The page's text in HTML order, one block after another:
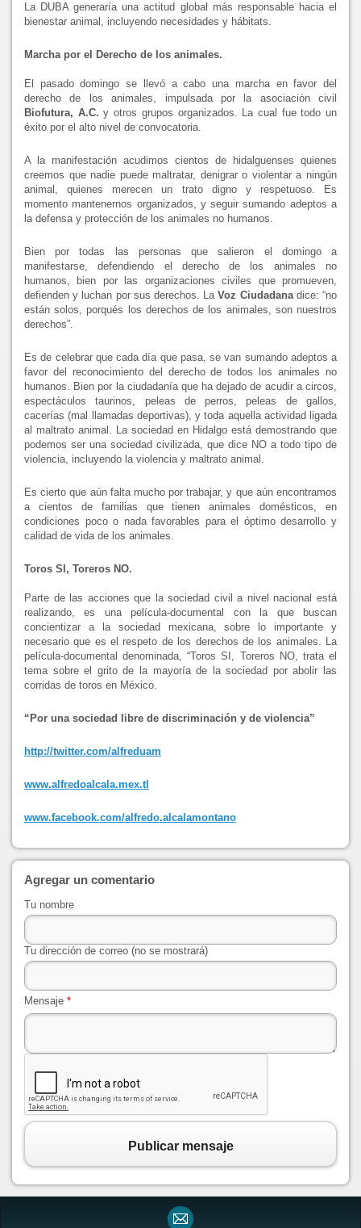
La DUBA generaría una actitud global más responsable hacia el
bienestar animal, incluyendo necesidades y hábitats.
Marcha por el Derecho de los animales.
El pasado domingo se llevó a cabo una marcha en favor del
derecho de los animales, impulsada por la asociación civil
Biofutura, A.C. y otros grupos organizados. La cual fue todo un
éxito por el alto nivel de convocatoria.
A la manifestación acudimos cientos de hidalguenses quienes
creemos que nadie puede maltratar, denigrar o violentar a ningún
animal, quienes merecen un trato digno y respetuoso. Es
momento mantenernos organizados, y seguir sumando adeptos a
la defensa y protección de los animales no humanos.
Bien por todas las personas que salieron el domingo a
manifestarse, defendiendo el derecho de los animales no
humanos, bien por las organizaciones civiles que promueven,
defienden y luchan por sus derechos. LaVoz Ciudadana dice: “no
están solos, porqués los derechos de los animales, son nuestros
derechos”.
Es de celebrar que cada día que pasa, se van sumando adeptos a
favor del reconocimiento del derecho de todos los animales no
humanos. Bien por la ciudadanía que ha dejado de acudir a circos,
espectáculos taurinos, peleas de perros, peleas de gallos,
cacerías (mal llamadas deportivas), y toda aquella actividad ligada
al maltrato animal. La sociedad en Hidalgo está demostrando que
podemos ser una sociedad civilizada, que dice NO a todo tipo de
violencia, incluyendo la violencia y maltrato animal.
Es cierto que aún falta mucho por trabajar, y que aún encontramos
a cientos de familias que tienen animales domésticos, en
condiciones poco o nada favorables para el óptimo desarrollo y
calidad de vida de los animales.
Toros SI, Toreros NO.
Parte de las acciones que la sociedad civil a nivel nacional está
realizando, es una película-documental con la que buscan
concientizar a la sociedad mexicana, sobre lo importante y
necesario que es el respeto de los derechos de los animales. La
película-documental denominada, “Toros SI, Toreros NO, trata el
tema sobre el grito de la mayoría de la sociedad por abolir las
corridas de toros en México.
“Por una sociedad libre de discriminación y de violencia”
http://twitter.com/alfreduam
www.alfredoalcala.mex.tl
www.facebook.com/alfredo.alcalamontano
Agregar un comentario
Tu nombre
Tu dirección de correo (no se mostrará)
Mensaje *
Publicar mensaje